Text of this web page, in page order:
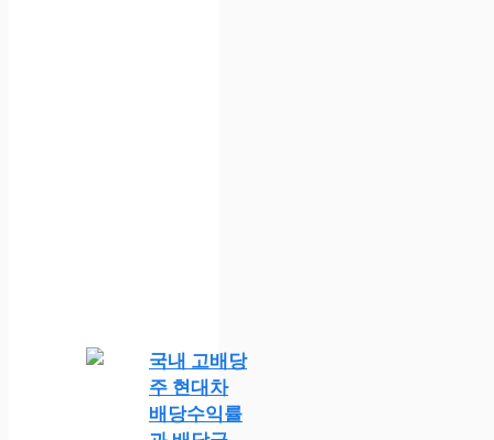
국내 고배당
주 현대차
배당수익률